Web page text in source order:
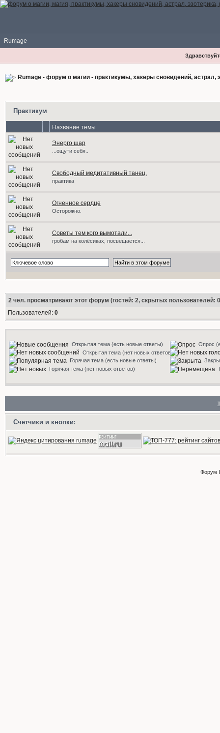
Rumage
Rumage - форум о магии - практикумы, хакеры сновидений, астрал,
Практикум
Название темы
Энерго шар
...ощути себя..
Свободный медитативный танец.
практика
Огненное сердце
Осторожно.
Советы тем кого вымотали...
гробам на колёсиках, посвещается...
2чел. просматривают этот форум (гостей: 2, скрытых пользователей:
Пользователей: 0
Открытая тема (есть новые ответы)
Открытая тема (нет новых ответов)
Горячая тема (есть новые ответы)
Горячая тема (нет новых ответов)
Опрос
Счетчики и кнопки:
Форум